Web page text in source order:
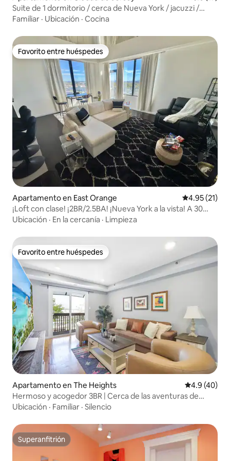
Suite de 1 dormitorio / cerca de Nueva York / jacuzzi /
privada / patio
Familiar · Ubicación · Cocina
Favorito entre huéspedes
Favorito entre huéspedes
Apartamento en East Orange Calificación
4.95 (21)
¡Loft con clase! ¡2BR/2.5BA! ¡Nueva York a la vista! A 30
minutos de NYC
Ubicación · En la cercanía · Limpieza
Favorito entre huéspedes
Favorito entre huéspedes
Apartamento en The Heights Calificación
4.9 (40)
Hermoso y acogedor 3BR | Cerca de las aventuras de
Nueva York
Ubicación · Familiar · Silencio
Superanfitrión
Superanfitrión